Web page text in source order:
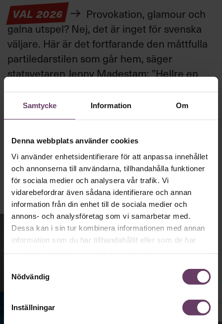
Samtycke Information Om
Denna webbplats använder cookies
Vi använder enhetsidentifierare för att anpassa innehållet
och annonserna till användarna, tillhandahålla funktioner
för sociala medier och analysera vår trafik. Vi
vidarebefordrar även sådana identifierare och annan
information från din enhet till de sociala medier och
annons- och analysföretag som vi samarbetar med.
Dessa kan i sin tur kombinera informationen med annan
information som du har tillhandahållit eller som de har
Nödvändig
Inställningar
VAL 2026
Provokation, glamour och
galna utspel? Nej, det är inget för svenska
väljare. Här är det fortfarande den måttfulla
partiledarstilen som går hem, säger
statsvetaren Jenny Madestam: ”Hellre en
tråkig partiledare i foträta skor, än en
känslomässig spelevink i högklackat.”
Ledarskap
Publicerad2026-08-03